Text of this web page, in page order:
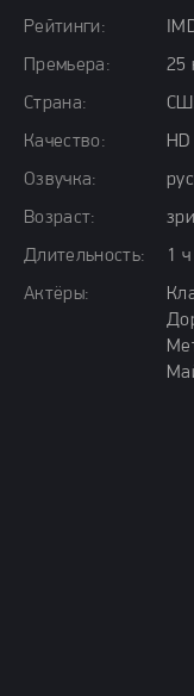
Рейтинги:
Премьера:
25
Страна:
Качество:
Озвучка:
Возраст:
Длительность:
1
Актёры: